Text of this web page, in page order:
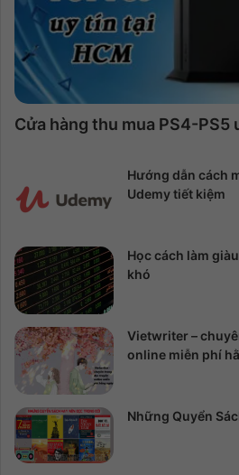
Cửa hàng thu mua PS4-PS5
Hướng dẫn cách
Udemy tiết kiệm
Học cách làm
khó
Vietwriter –
online miễn phí
Những Quyển